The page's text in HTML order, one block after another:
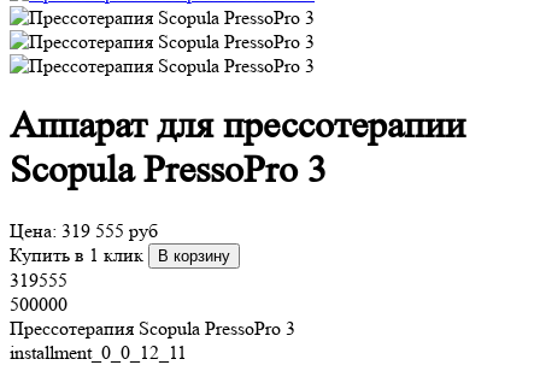
Аппарат для прессотерапии
Scopula PressoPro 3
Цена: 319 555 руб
Купить в 1 клик
В корзину
319555
500000
Прессотерапия Scopula PressoPro 3
installment_0_0_12_11